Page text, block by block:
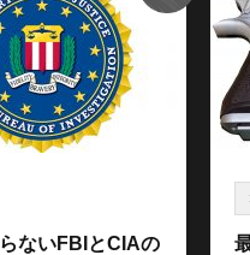
ないFBIとCIAの